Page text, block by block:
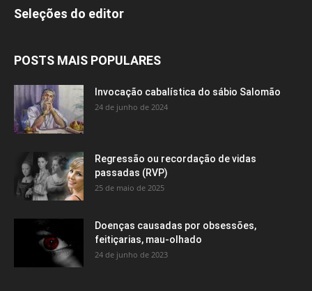
Seleções do editor
POSTS MAIS POPULARES
Invocação cabalística do sábio Salomão
24 de junho de 2024
Regressão ou recordação de vidas
passadas (RVP)
25 de maio de 2025
Doenças causadas por obsessões,
feitiçarias, mau-olhado
24 de junho de 2023